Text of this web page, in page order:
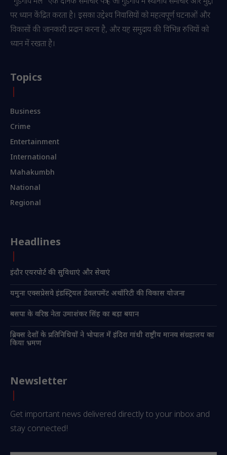
पर ध्यान केंद्रित करता है। इसका उद्देश्य निवासियों को महत्वपूर्ण घटनाओं और
विकासों की जानकारी प्रदान करना है, और यह समुदाय की विभिन्न रुचियों को
ध्यान में रखता है।
Topics
Business
Crime
Entertainment
International
Mahakumbh
National
Regional
Headlines
इंदौर एयरपोर्ट की सुविधाएं और सेवाएं
यमुना एक्सप्रेसवे इंडस्ट्रियल डेवलपमेंट अथॉरिटी की विकास योजना
बसपा के वरिष्ठ नेता उमाशंकर सिंह का बड़ा बयान
ब्रिक्स देशों के प्रतिनिधियों ने भोपाल में इंदिरा गांधी राष्ट्रीय मानव संग्रहालय का
किया भ्रमण
Newsletter
Get important news delivered directly to your inbox and
stay connected!